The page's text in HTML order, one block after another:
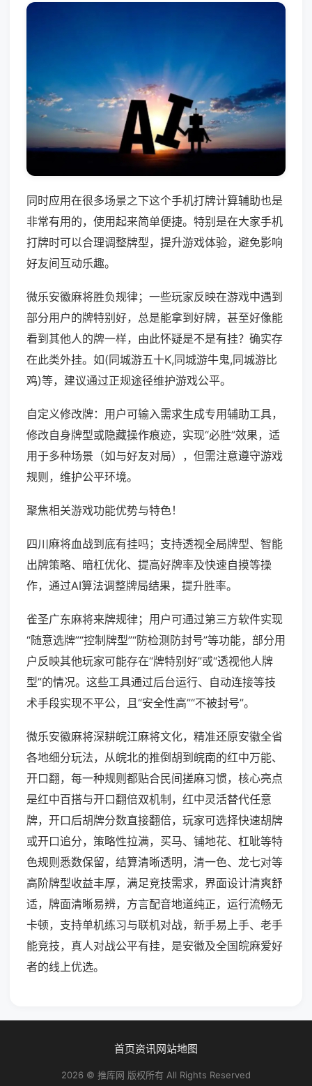
同时应用在很多场景之下这个手机打牌计算辅助也是
非常有用的，使用起来简单便捷。特别是在大家手机
打牌时可以合理调整牌型，提升游戏体验，避免影响
好友间互动乐趣。
微乐安徽麻将胜负规律；一些玩家反映在游戏中遇到
部分用户的牌特别好，总是能拿到好牌，甚至好像能
看到其他人的牌一样，由此怀疑是不是有挂？确实存
在此类外挂。如(同城游五十K,同城游牛鬼,同城游比
鸡)等，建议通过正规途径维护游戏公平。
自定义修改牌：用户可输入需求生成专用辅助工具，
修改自身牌型或隐藏操作痕迹，实现“必胜”效果，适
用于多种场景（如与好友对局），但需注意遵守游戏
规则，维护公平环境。
聚焦相关游戏功能优势与特色！
四川麻将血战到底有挂吗；支持透视全局牌型、智能
出牌策略、暗杠优化、提高好牌率及快速自摸等操
作，通过AI算法调整牌局结果，提升胜率。
雀圣广东麻将来牌规律；用户可通过第三方软件实现
“随意选牌”“控制牌型”“防检测防封号”等功能，部分用
户反映其他玩家可能存在“牌特别好”或“透视他人牌
型”的情况。这些工具通过后台运行、自动连接等技
术手段实现不平公，且“安全性高”“不被封号”。
微乐安徽麻将深耕皖江麻将文化，精准还原安徽全省
各地细分玩法，从皖北的推倒胡到皖南的红中万能、
开口翻，每一种规则都贴合民间搓麻习惯，核心亮点
是红中百搭与开口翻倍双机制，红中灵活替代任意
牌，开口后胡牌分数直接翻倍，玩家可选择快速胡牌
或开口追分，策略性拉满，买马、铺地花、杠呲等特
色规则悉数保留，结算清晰透明，清一色、龙七对等
高阶牌型收益丰厚，满足竞技需求，界面设计清爽舒
适，牌面清晰易辨，方言配音地道纯正，运行流畅无
卡顿，支持单机练习与联机对战，新手易上手、老手
能竞技，真人对战公平有挂，是安徽及全国皖麻爱好
者的线上优选。
首页资讯网站地图
2026 © 推库网 版权所有 All Rights Reserved